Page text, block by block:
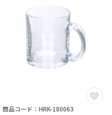
商品コード：HRK-180063